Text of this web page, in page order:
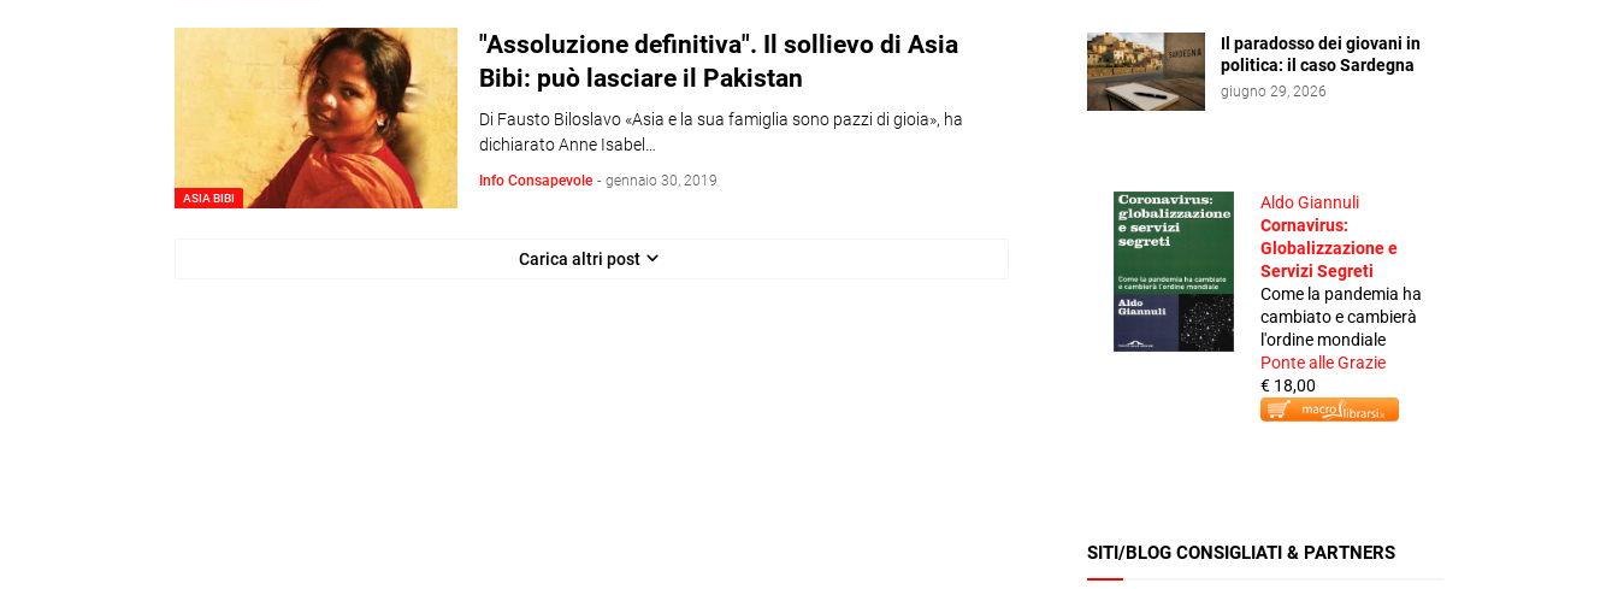
ASIA BIBI
"Assoluzione definitiva". Il sollievo di Asia
Bibi: può lasciare il Pakistan
Di Fausto Biloslavo «Asia e la sua famiglia sono pazzi di gioia», ha
dichiarato Anne Isabel…
Info Consapevole - gennaio 30, 2019
Carica altri post
Il paradosso dei giovani in
politica: il caso Sardegna
giugno 29, 2026
Aldo Giannuli
Cornavirus:
Globalizzazione e
Servizi Segreti
Come la pandemia ha
cambiato e cambierà
l'ordine mondiale
Ponte alle Grazie
€ 18,00
SITI/BLOG CONSIGLIATI & PARTNERS